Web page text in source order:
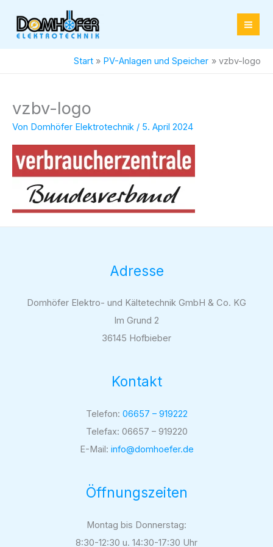
Inhalt
Start
PV-Anlagen und Speicher vzbv-logo
vzbv-logo
Von Domhöfer Elektrotechnik / 5. April 2024
Adresse
Domhöfer Elektro- und Kältetechnik GmbH & Co. KG
Im Grund 2
36145 Hofbieber
Kontakt
Telefon: 06657 – 919222
Telefax: 06657 – 919220
E-Mail: info@domhoefer.de
Öffnungszeiten
Montag bis Donnerstag:
8:30-12:30 u. 14:30-17:30 Uhr